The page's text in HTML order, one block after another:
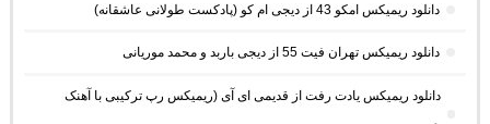
دانلود ریمیکس امکو 43 از دیجی ام کو (پادکست طولانی عاشقانه)
دانلود ریمیکس تهران فیت 55 از دیجی باربد و محمد موریانی
دانلود ریمیکس یادت رفت از قدیمی ای آی (ریمیکس رپ ترکیبی با آهنک